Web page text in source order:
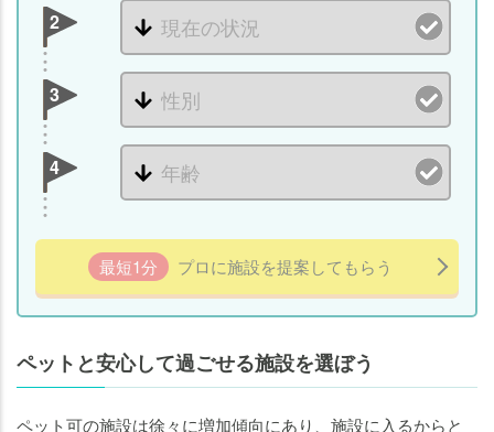
2
3
4
最短1分 プロに施設を提案してもらう
ペットと安心して過ごせる施設を選ぼう
ペット可の施設は徐々に増加傾向にあり、施設に入るからと